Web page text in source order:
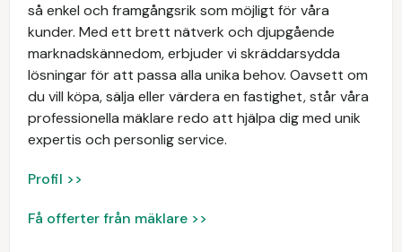
så enkel och framgångsrik som möjligt för våra
kunder. Med ett brett nätverk och djupgående
marknadskännedom, erbjuder vi skräddarsydda
lösningar för att passa alla unika behov. Oavsett om
du vill köpa, sälja eller värdera en fastighet, står våra
professionella mäklare redo att hjälpa dig med unik
expertis och personlig service.
Profil >>
Få offerter från mäklare >>